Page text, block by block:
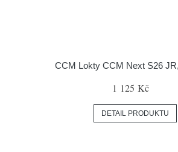
CCM Lokty CCM Next S26
1 125 Kč
DETAIL PRODUKTU